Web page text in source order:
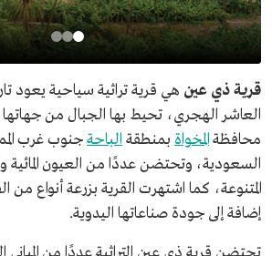
قرية ذي عين هي قرية تراثية سياحية يعود
العاشر الهجري، تحيط بها الجبال من جهاتها
محافظةالمخواة بمنطقة الباحةجنوب غرب
السعودية، وتحتضن عددًا من العيون المائية
المتنوعة، كما اشتهرت القرية بزرعة أنواع من
إضافة إلى جودة صناعاتها اليدوية.